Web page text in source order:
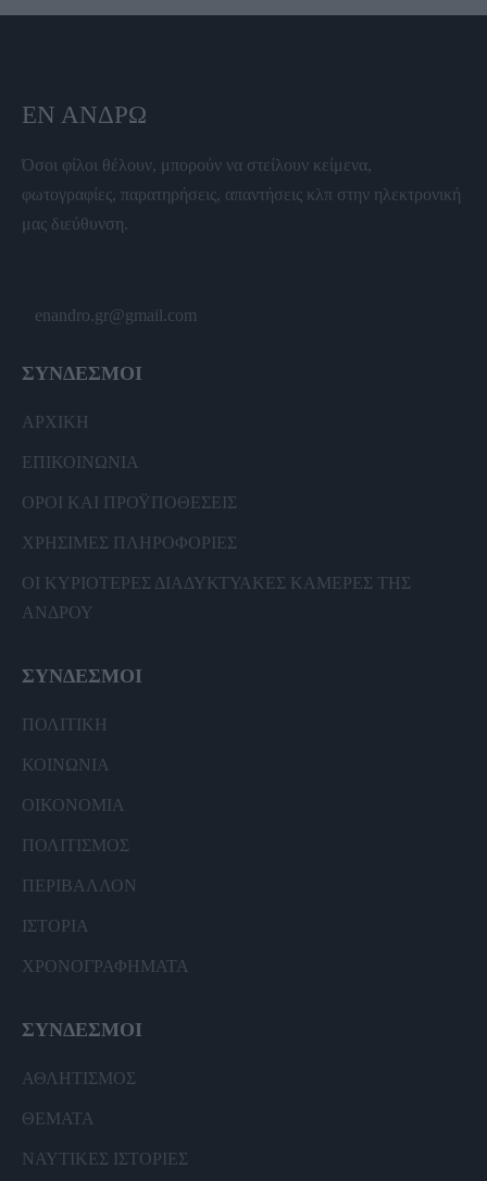
ΕΝ ΆΝΔΡΩ
Όσοι φίλοι θέλουν, μπορούν να στείλουν κείμενα,
φωτογραφίες, παρατηρήσεις, απαντήσεις κλπ στην ηλεκτρονική
μας διεύθυνση.
enandro.gr@gmail.com
ΣΥΝΔΕΣΜΟΙ
ΑΡΧΙΚΗ
ΕΠΙΚΟΙΝΩΝΙΑ
ΟΡΟΙ ΚΑΙ ΠΡΟΫΠΟΘΕΣΕΙΣ
ΧΡΗΣΙΜΕΣ ΠΛΗΡΟΦΟΡΙΕΣ
ΟΙ ΚΥΡΙΟΤΕΡΕΣ ΔΙΑΔΥΚΤΥΑΚΕΣ ΚΑΜΕΡΕΣ ΤΗΣ
ΑΝΔΡΟΥ
ΣΥΝΔΕΣΜΟΙ
ΠΟΛΙΤΙΚΗ
ΚΟΙΝΩΝΙΑ
ΟΙΚΟΝΟΜΙΑ
ΠΟΛΙΤΙΣΜΟΣ
ΠΕΡΙΒΑΛΛΟΝ
ΙΣΤΟΡΙΑ
ΧΡΟΝΟΓΡΑΦΗΜΑΤΑ
ΣΥΝΔΕΣΜΟΙ
ΑΘΛΗΤΙΣΜΟΣ
ΘΕΜΑΤΑ
ΝΑΥΤΙΚΕΣ ΙΣΤΟΡΙΕΣ